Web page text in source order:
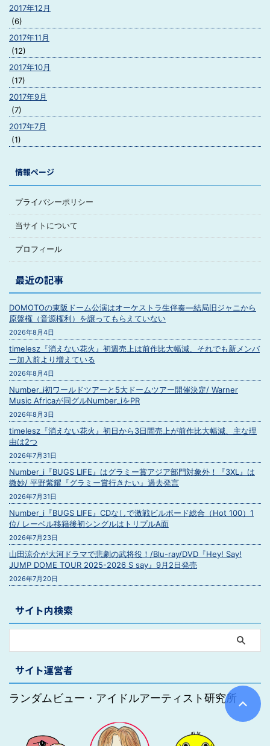
2017年12月
(6)
2017年11月
(12)
2017年10月
(17)
2017年9月
(7)
2017年7月
(1)
情報ページ
プライバシーポリシー
当サイトについて
プロフィール
最近の記事
DOMOTOの東阪ドーム公演はオーケストラ生伴奏―結局旧ジャニから
原盤権（音源権利）を譲ってもらえていない
2026年8月4日
timelesz『消えない花火』初週売上は前作比大幅減、それでも新メンバ
ー加入前より増えている
2026年8月4日
Number_i初ワールドツアーと5大ドームツアー開催決定/ Warner
Music Africaが同グルNumber_iをPR
2026年8月3日
timelesz『消えない花火』初日から3日間売上が前作比大幅減、主な理
由は2つ
2026年7月31日
Number_i『BUGS LIFE』はグラミー賞アジア部門対象外！『3XL』は
微妙/ 平野紫耀『グラミー賞行きたい』過去発言
2026年7月31日
Number_i『BUGS LIFE』CDなしで激戦ビルボード総合（Hot 100）1
位/ レーベル移籍後初シングルはトリプルA面
2026年7月23日
山田涼介が大河ドラマで悲劇の武将役！/Blu-ray/DVD『Hey! Say!
JUMP DOME TOUR 2025-2026 S say』9月2日発売
2026年7月20日
サイト内検索
サイト運営者
ランダムビュー・アイドルアーティスト研究所